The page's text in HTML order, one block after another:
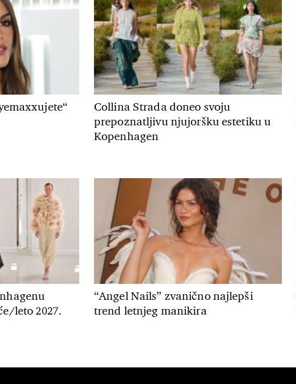
Collina Strada doneo svoju
prepoznatljivu njujoršku estetiku u
Kopenhagen
leto 2027.
“Angel Nails” zvanično najlepši
trend letnjeg manikira